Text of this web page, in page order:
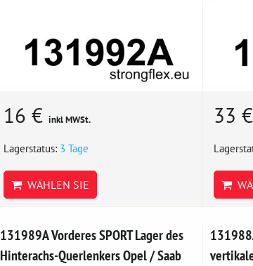
16 € inkl MWSt.
Lagerstatus: 3 Tage
WÄHLEN SIE
33 €
131989A Vorderes SPORT Lager des
Hinterachs-Querlenkers Opel / Saab